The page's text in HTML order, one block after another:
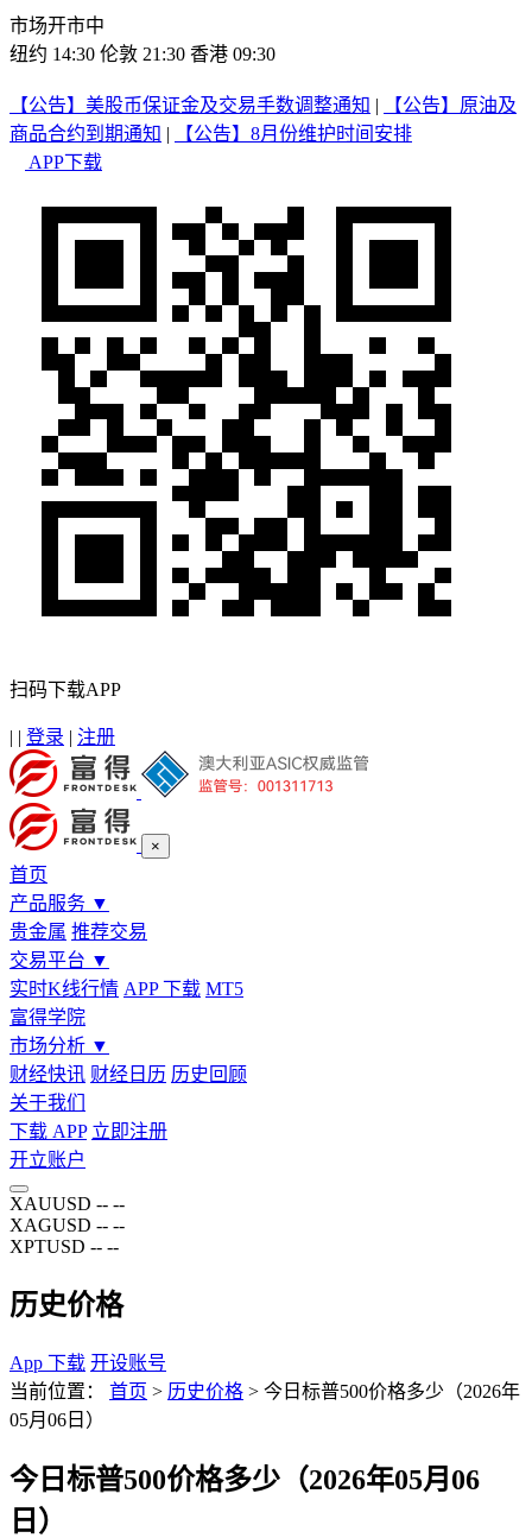
市场开市中
纽约 14:30 伦敦 21:30 香港 09:30
【公告】美股币保证金及交易手数调整通知 |
【公告】原油及
商品合约到期通知 |
【公告】8月份维护时间安排
APP下载
扫码下载APP
| | 登录 | 注册
×
首页
产品服务 ▼
贵金属 推荐交易
交易平台 ▼
实时K线行情 APP 下载 MT5
富得学院
市场分析 ▼
财经快讯 财经日历 历史回顾
关于我们
下载 APP 立即注册
开立账户
XAUUSD -- --
XAGUSD -- --
XPTUSD -- --
历史价格
App 下载 开设账号
当前位置：
首页 > 历史价格 > 今日标普500价格多少（2026年
05月06日）
今日标普500价格多少（2026年05月06
日）